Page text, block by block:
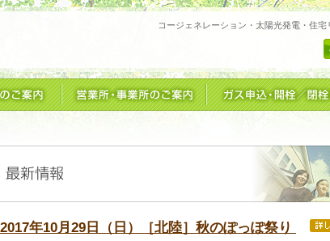
コージェネレーション・太陽光発電・住
2017年10月29日（日）［北陸］秋のぽっぽ祭り